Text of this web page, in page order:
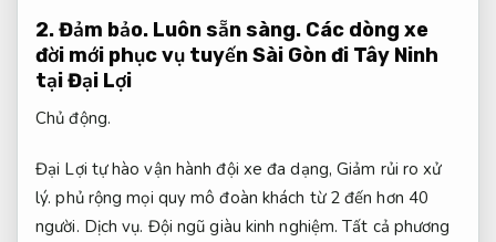
2.Đảm bảo. Luôn sẵn sàng. Các dòng xe
đời mới phục vụ tuyến Sài Gòn đi Tây Ninh
tại Đại Lợi
Chủ động.
Đại Lợi tự hào vận hành đội xe đa dạng,Giảm rủi ro xử
lý. phủ rộng mọi quy mô đoàn khách từ 2 đến hơn 40
người. Dịch vụ. Đội ngũ giàu kinh nghiệm. Tất cả phương